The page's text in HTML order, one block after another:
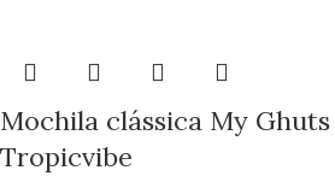
Mochila clássica My Ghuts
Tropicvibe